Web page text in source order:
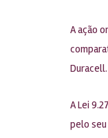
A ação
Duracell.
A Lei
pelo